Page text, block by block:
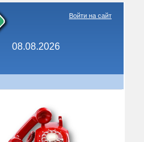
08.08.2026
Войти на сайт